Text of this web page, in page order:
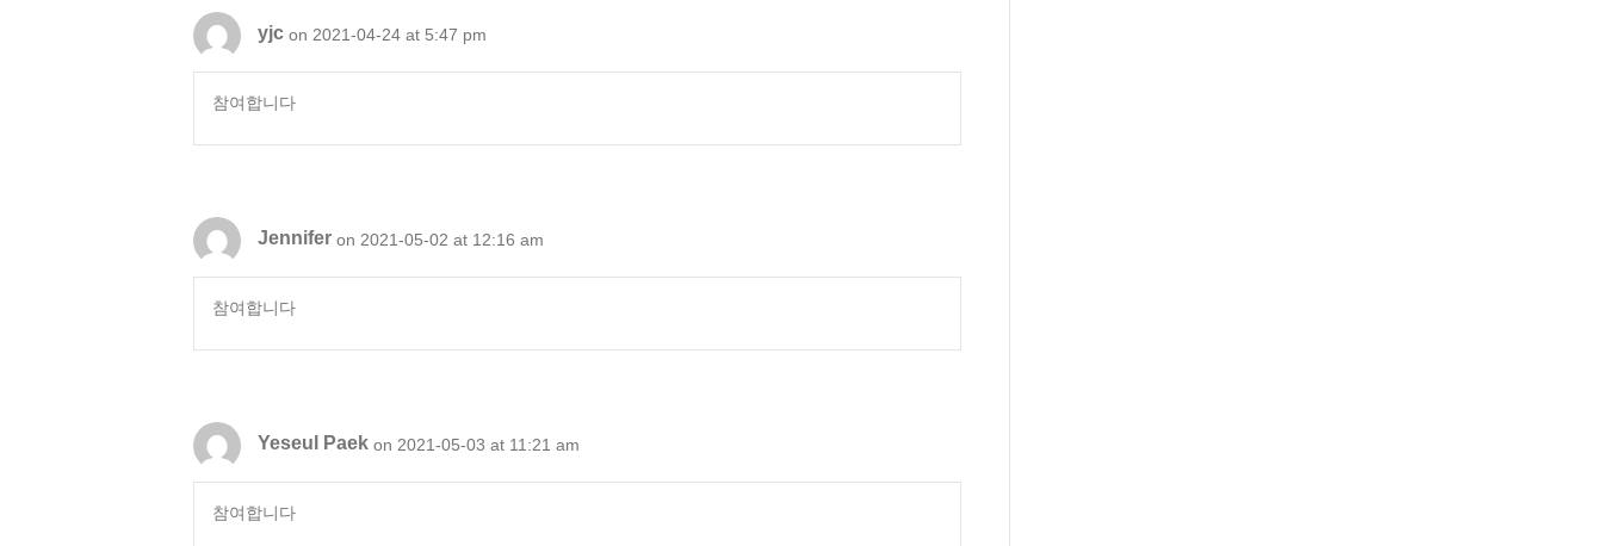
yjc on 2021-04-24 at 5:47 pm
참여합니다
Jennifer on 2021-05-02 at 12:16 am
참여합니다
Yeseul Paek on 2021-05-03 at 11:21 am
참여합니다